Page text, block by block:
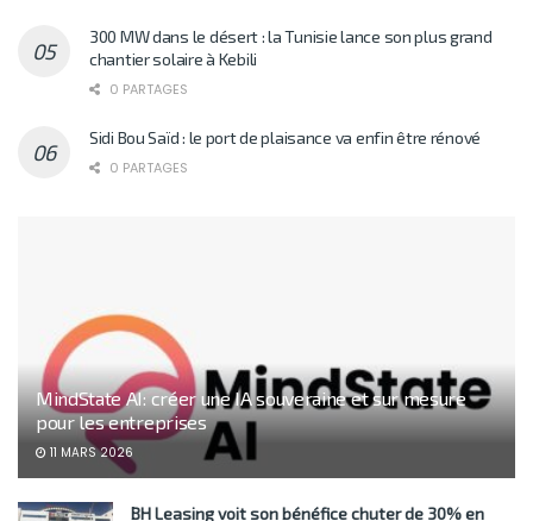
300 MW dans le désert : la Tunisie lance son plus grand
chantier solaire à Kebili
0 PARTAGES
Sidi Bou Saïd : le port de plaisance va enfin être rénové
0 PARTAGES
MindState AI: créer une IA souveraine et sur mesure
pour les entreprises
11 MARS 2026
BH Leasing voit son bénéfice chuter de 30% en